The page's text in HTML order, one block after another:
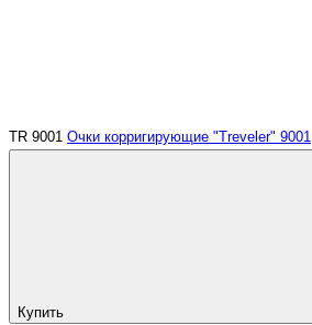
TR 9001 Очки корригирующие "Treveler" 9001
Купить